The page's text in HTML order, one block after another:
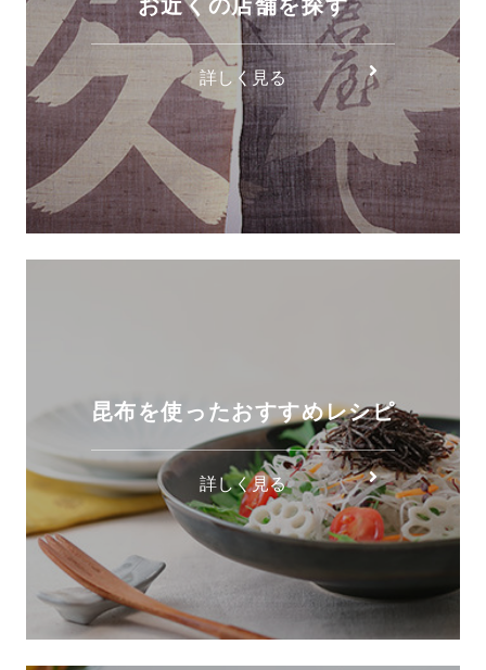
詳しく見る
昆布を使ったおすすめレシピ
詳しく見る